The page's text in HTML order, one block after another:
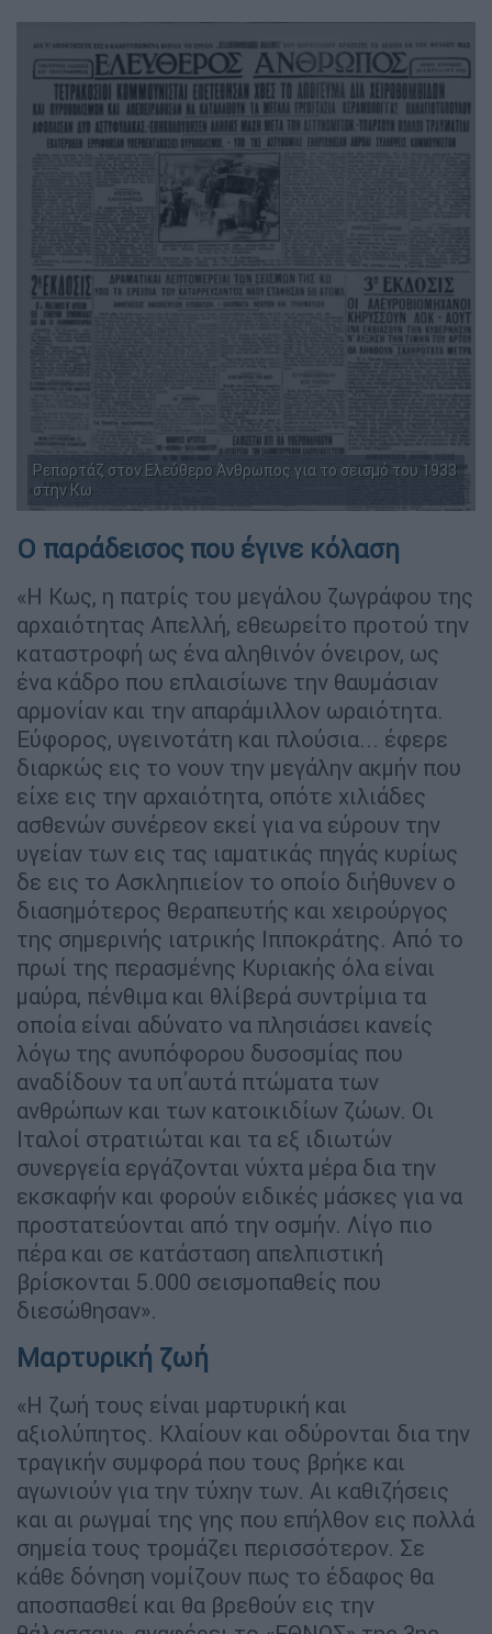
Ρεπορτάζ στον Ελεύθερο Άνθρωπος για το σεισμό του 1933
στην Κω
Ο παράδεισος που έγινε κόλαση
«Η Κως, η πατρίς του μεγάλου ζωγράφου της
αρχαιότητας Απελλή, εθεωρείτο προτού την
καταστροφή ως ένα αληθινόν όνειρον, ως
ένα κάδρο που επλαισίωνε την θαυμάσιαν
αρμονίαν και την απαράμιλλον ωραιότητα.
Εύφορος, υγεινοτάτη και πλούσια... έφερε
διαρκώς εις το νουν την μεγάλην ακμήν που
είχε εις την αρχαιότητα, οπότε χιλιάδες
ασθενών συνέρεον εκεί για να εύρουν την
υγείαν των εις τας ιαματικάς πηγάς κυρίως
δε εις το Ασκληπιείον το οποίο διήθυνεν ο
διασημότερος θεραπευτής και χειρούργος
της σημερινής ιατρικής Ιπποκράτης. Από το
πρωί της περασμένης Κυριακής όλα είναι
μαύρα, πένθιμα και θλίβερά συντρίμια τα
οποία είναι αδύνατο να πλησιάσει κανείς
λόγω της ανυπόφορου δυσοσμίας που
αναδίδουν τα υπ΄αυτά πτώματα των
ανθρώπων και των κατοικιδίων ζώων. Οι
Ιταλοί στρατιώται και τα εξ ιδιωτών
συνεργεία εργάζονται νύχτα μέρα δια την
εκσκαφήν και φορούν ειδικές μάσκες για να
προστατεύονται από την οσμήν. Λίγο πιο
πέρα και σε κατάσταση απελπιστική
βρίσκονται 5.000 σεισμοπαθείς που
διεσώθησαν».
Μαρτυρική ζωή
«Η ζωή τους είναι μαρτυρική και
αξιολύπητος. Κλαίουν και οδύρονται δια την
τραγικήν συμφορά που τους βρήκε και
αγωνιούν για την τύχην των. Αι καθιζήσεις
και αι ρωγμαί της γης που επήλθον εις πολλά
σημεία τους τρομάζει περισσότερον. Σε
κάθε δόνηση νομίζουν πως το έδαφος θα
αποσπασθεί και θα βρεθούν εις την